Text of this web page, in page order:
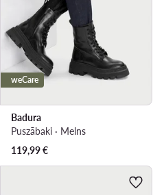
weCare
Badura
Puszābaki · Melns
119,99€